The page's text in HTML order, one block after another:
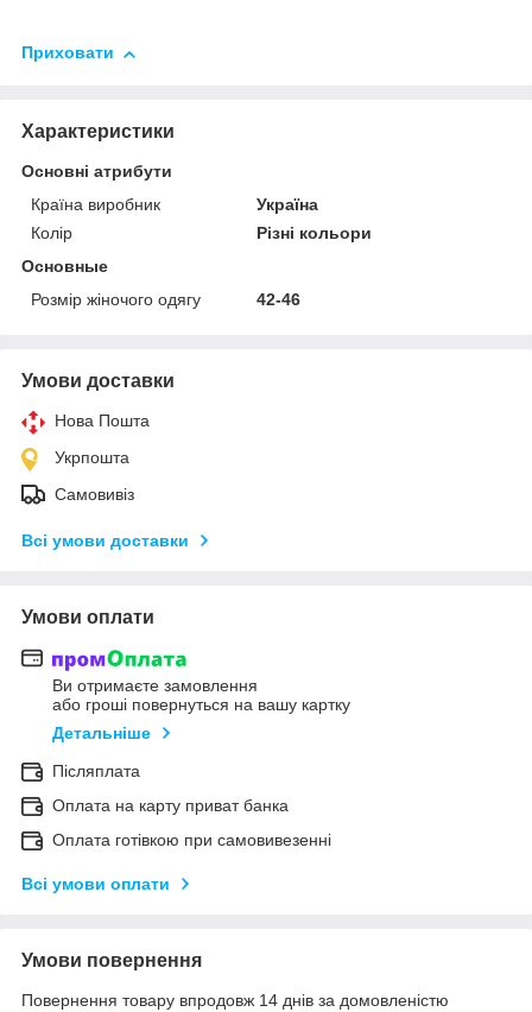
Приховати
Характеристики
Основні атрибути
Країна виробник
Україна
Колір
Різні кольори
Основные
Розмір жіночого одягу
42-46
Умови доставки
Нова Пошта
Укрпошта
Самовивіз
Всі умови доставки
Умови оплати
Ви отримаєте замовлення
або гроші повернуться на вашу картку
Детальніше
Післяплата
Оплата на карту приват банка
Оплата готівкою при самовивезенні
Всі умови оплати
Умови повернення
Повернення товару впродовж 14 днів за домовленістю